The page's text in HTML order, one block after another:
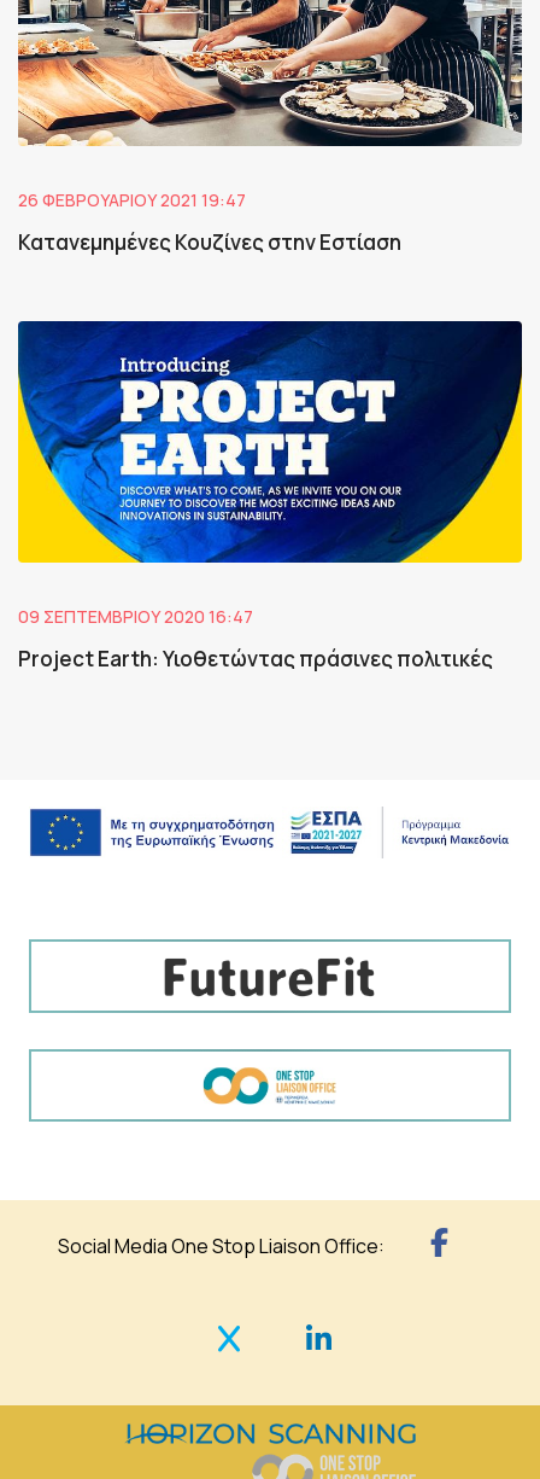
26 ΦΕΒΡΟΥΑΡΊΟΥ 2021 19:47
Κατανεμημένες Κουζίνες στην Εστίαση
09 ΣΕΠΤΕΜΒΡΊΟΥ 2020 16:47
Project Earth: Υιοθετώντας πράσινες πολιτικές
Social Media One Stop Liaison Office: